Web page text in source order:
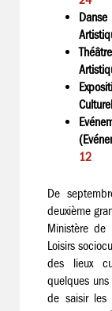
12
De
deuxième
Ministère de
Loisirs
des lieux
quelques
de saisir les